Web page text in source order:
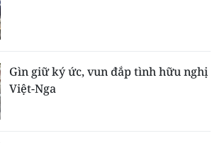
Gìn giữ ký ức, vun đắp tình hữu nghị
Việt-Nga